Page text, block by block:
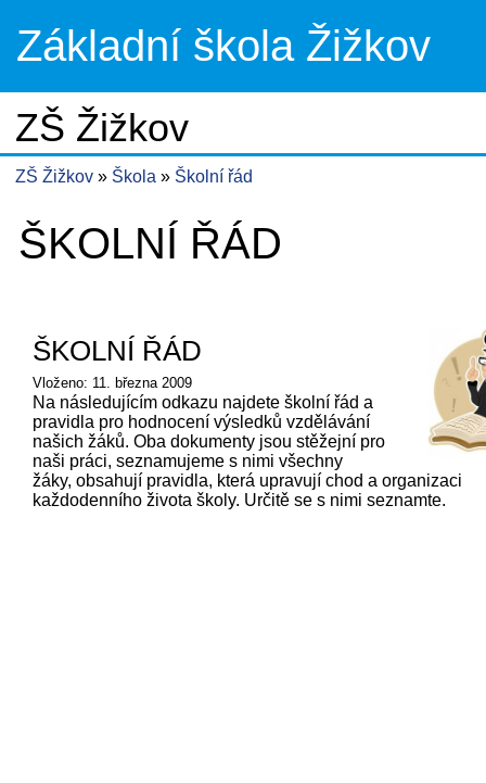
Základní škola Žižkov
ZŠ Žižkov
ZŠ Žižkov Škola Školní řád
ŠKOLNÍ ŘÁD
ŠKOLNÍ ŘÁD
Vloženo: 11. března 2009
Na následujícím odkazu najdete školní řád a
pravidla pro hodnocení výsledků vzdělávání
našich žáků. Oba dokumenty jsou stěžejní pro
naši práci, seznamujeme s nimi všechny
žáky, obsahují pravidla, která upravují chod a organizaci
každodenního života školy. Určitě se s nimi seznamte.